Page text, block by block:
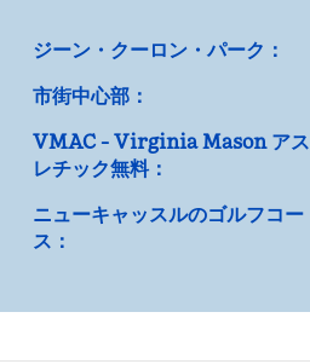
ジーン・クーロン・パーク：
市街中心部：
VMAC - Virginia Mason アス
レチック無料：
ニューキャッスルのゴルフコー
ス：